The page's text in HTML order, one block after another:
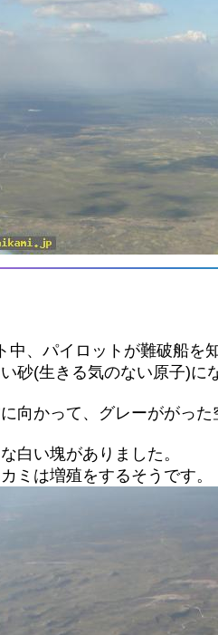
、パイロットが難破船を
砂(生きる気のない原子)に
かって、グレーががった
白い塊がありました。
ミは増殖をするそうです。